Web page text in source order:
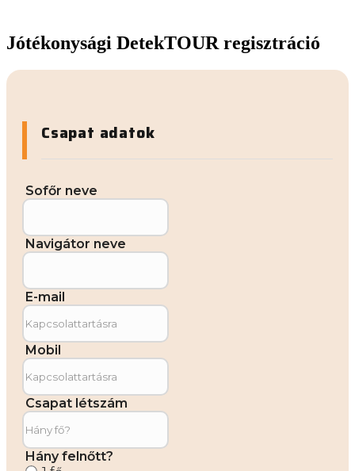
Jótékonysági DetekTOUR regisztráció
Csapat adatok
Sofőr neve
Navigátor neve
E-mail
Mobil
Csapat létszám
Hány felnőtt?